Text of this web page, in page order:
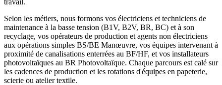
Selon les métiers, nous formons vos électriciens et techniciens de
maintenance à la basse tension (B1V, B2V, BR, BC) et à son
recyclage, vos opérateurs de production et agents non électriciens
aux opérations simples BS/BE Manœuvre, vos équipes intervenant à
proximité de canalisations enterrées au BF/HF, et vos installateurs
photovoltaïques au BR Photovoltaïque. Chaque parcours est calé sur
les cadences de production et les rotations d'équipes en papeterie,
scierie ou atelier textile.